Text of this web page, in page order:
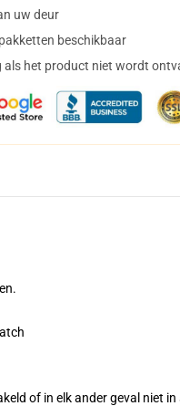
uw deur
beschikbaar
als het product niet wordt
of in elk ander geval niet